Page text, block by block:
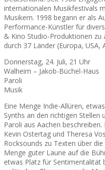
internationalen Musikfestivals
Musikern. 1998 begann er als
Performance-Künstler für
& Kino Studio-Produktionen zu
durch 37 Länder (Europa, USA,
Donnerstag, 24. Juli, 21 Uhr
Walheim – Jakob-Büchel-Haus
Paroli
Musik
Eine Menge Indie-Allüren,
Synths an den richtigen
Paroli aus Aachen
Kevin Ostertag und Theresa
Rocksounds zu Texten über
Menge guter Laune auf die
etwas Platz für Sentimentalität